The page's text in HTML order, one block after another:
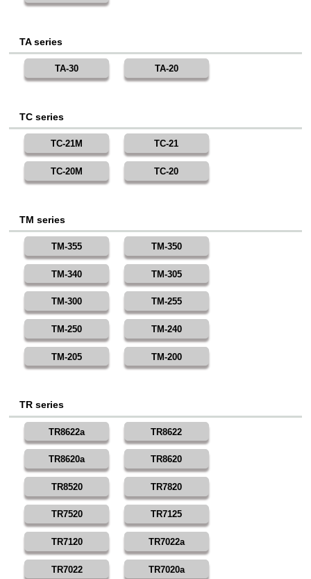
TA series
TA-30 TA-20
TC series
TC-21M TC-21
TC-20M TC-20
TM series
TM-355 TM-350
TM-340 TM-305
TM-300 TM-255
TM-250 TM-240
TM-205 TM-200
TR series
TR8622a TR8622
TR8620a TR8620
TR8520 TR7820
TR7520 TR7125
TR7120 TR7022a
TR7022 TR7020a